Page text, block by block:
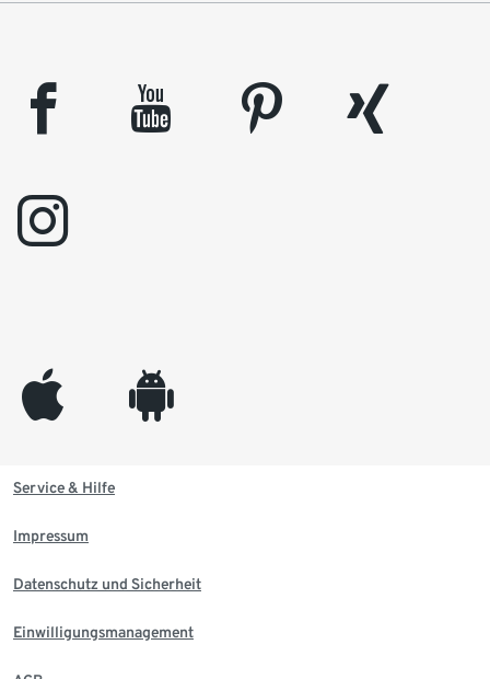
facebook youtube pinterest
xing
instagram
appleinc android
Service & Hilfe
Impressum
Datenschutz und Sicherheit
Einwilligungsmanagement